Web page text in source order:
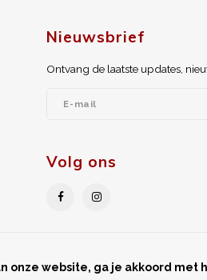
Nieuwsbrief
Ontvang de laatste updates,
Volg ons
onze website, ga je akkoord